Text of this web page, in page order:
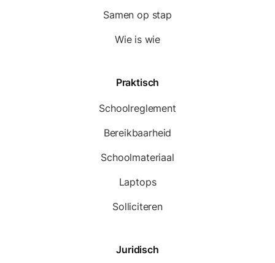
Samen op stap
Wie is wie
Praktisch
Schoolreglement
Bereikbaarheid
Schoolmateriaal
Laptops
Solliciteren
Juridisch